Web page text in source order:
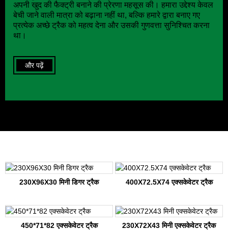
अपनी खुद की फैक्ट्री बनाने की प्रेरणा महसूस की। हमारा उद्देश्य केवल
बेची जाने वाली मात्रा को बढ़ाना नहीं था, बल्कि हमारे द्वारा बनाए गए
प्रत्येक अच्छे ट्रैक को महत्व देना और उसकी गुणवत्ता सुनिश्चित करना
था।
और पढ़ें
230X96X30 मिनी डिगर ट्रैक 400X72.5X74 एक्सकेवेटर ट्रैक
450*71*82 एक्सकेवेटर ट्रैक 230X72X43 मिनी एक्सकेवेटर ट्रैक